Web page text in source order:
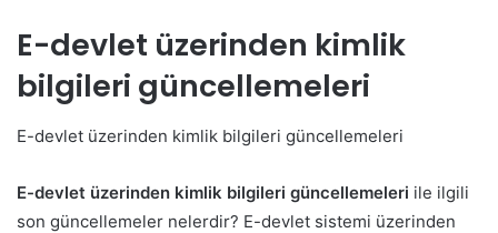
E-devlet üzerinden kimlik
bilgileri güncellemeleri
E-devlet üzerinden kimlik bilgileri güncellemeleri
E-devlet üzerinden kimlik bilgileri güncellemeleri ile ilgili
son güncellemeler nelerdir? E-devlet sistemi üzerinden